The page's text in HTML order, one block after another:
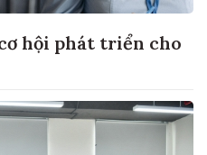
hội phát triển cho